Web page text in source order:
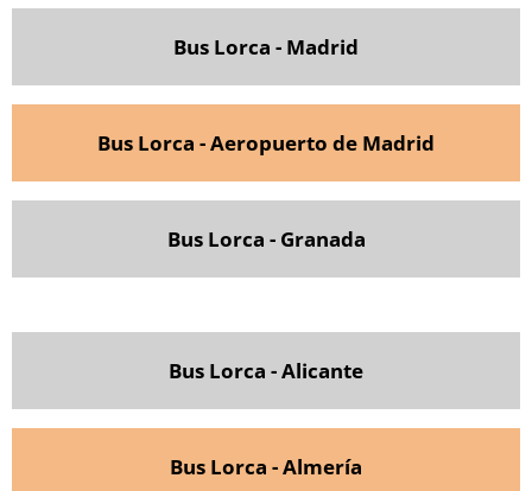
Bus Lorca - Madrid
Bus Lorca - Aeropuerto de Madrid
Bus Lorca - Granada
Bus Lorca - Alicante
Bus Lorca - Almería